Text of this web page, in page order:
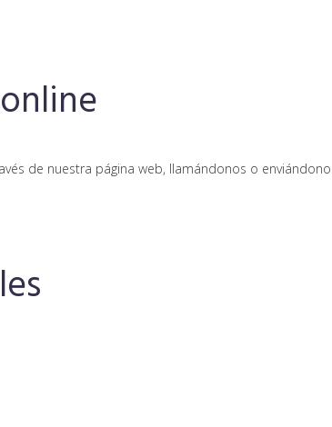
de nuestra página web, llamándonos o